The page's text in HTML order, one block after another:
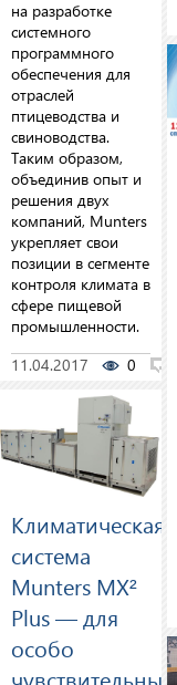
на разработке
системного
программного
обеспечения для
отраслей
птицеводства и
свиноводства.
Таким образом,
объединив опыт и
решения двух
компаний, Munters
укрепляет свои
позиции в сегменте
контроля климата в
сфере пищевой
промышленности.
11.04.2017
0
Климатическая
система
Munters MX²
Plus — для
особо
чувствительных